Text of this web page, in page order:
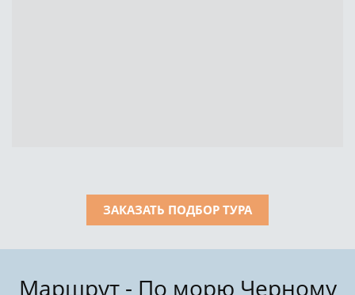
ЗАКАЗАТЬ ПОДБОР ТУРА
Маршрут - По морю Черному